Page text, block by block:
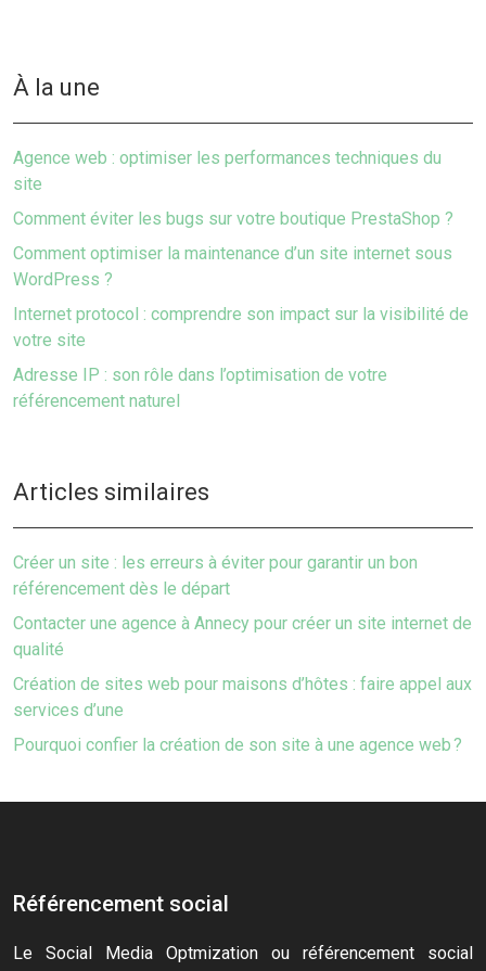
À la une
Agence web : optimiser les performances techniques du
site
Comment éviter les bugs sur votre boutique PrestaShop ?
Comment optimiser la maintenance d’un site internet sous
WordPress ?
Internet protocol : comprendre son impact sur la visibilité de
votre site
Adresse IP : son rôle dans l’optimisation de votre
référencement naturel
Articles similaires
Créer un site : les erreurs à éviter pour garantir un bon
référencement dès le départ
Contacter une agence à Annecy pour créer un site internet de
qualité
Création de sites web pour maisons d’hôtes : faire appel aux
services d’une
Pourquoi confier la création de son site à une agence web ?
Référencement social
Le Social Media Optmization ou référencement social